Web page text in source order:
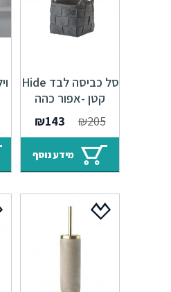
סל כביסה לבד Hide
קטן -אפור כהה
352065
₪205
המחיר
המקורי
היה:
₪205.
₪143
הנוכחי
הוא:
₪143.
מידע נוסף